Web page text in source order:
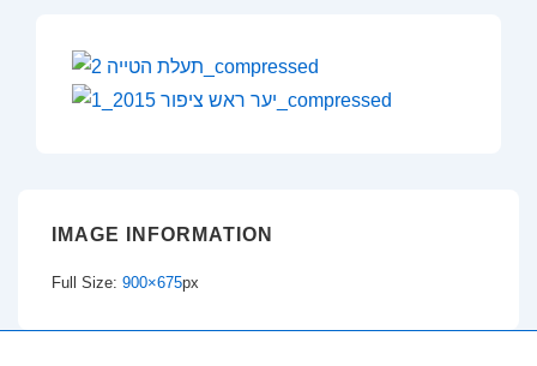
IMAGE INFORMATION
Full Size: 900×675px